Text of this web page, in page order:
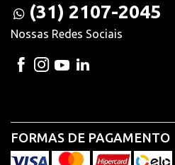
(31) 2107-2045
Nossas Redes Sociais
FORMAS DE PAGAMENTO